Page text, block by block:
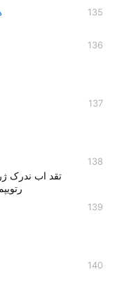
تقد اب ندرک